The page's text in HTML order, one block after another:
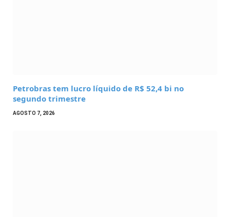
Petrobras tem lucro líquido de R$ 52,4 bi no
segundo trimestre
AGOSTO 7, 2026